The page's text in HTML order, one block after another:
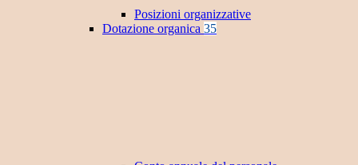
Posizioni organizzative
Dotazione organica 35